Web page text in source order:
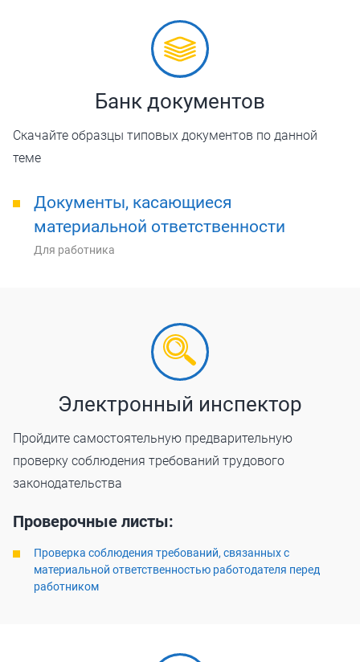
Банк документов
Скачайте образцы типовых документов по данной
теме
Документы, касающиеся
материальной ответственности
Для работника
Электронный инспектор
Пройдите самостоятельную предварительную
проверку соблюдения требований трудового
законодательства
Проверочные листы:
Проверка соблюдения требований, связанных с
материальной ответственностью работодателя перед
работником